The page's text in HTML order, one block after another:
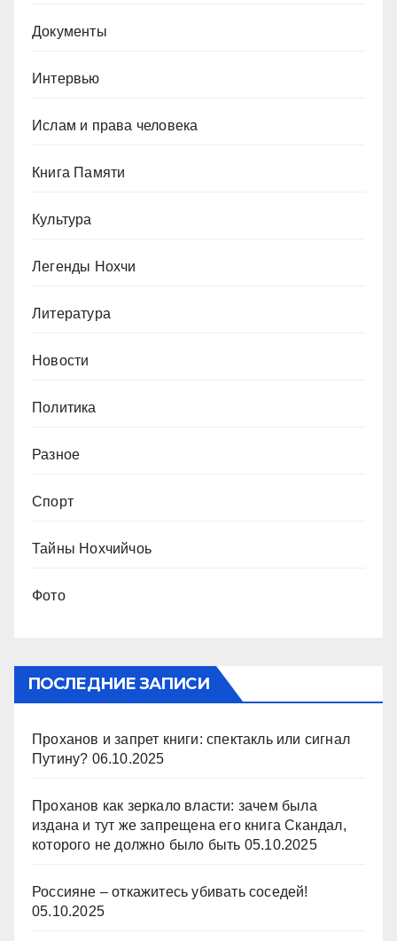
Документы
Интервью
Ислам и права человека
Книга Памяти
Культура
Легенды Нохчи
Литература
Новости
Политика
Разное
Спорт
Тайны Нохчийчоь
Фото
ПОСЛЕДНИЕ ЗАПИСИ
Проханов и запрет книги: спектакль или сигнал
Путину? 06.10.2025
Проханов как зеркало власти: зачем была
издана и тут же запрещена его книга Скандал,
которого не должно было быть 05.10.2025
Россияне – откажитесь убивать соседей!
05.10.2025